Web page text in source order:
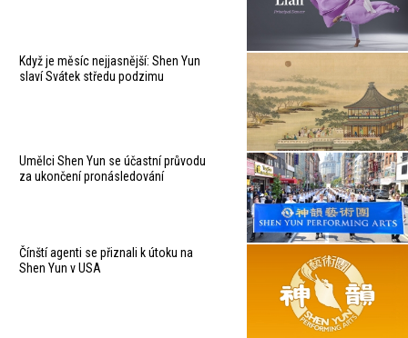
Když je měsíc nejjasnější: Shen Yun
slaví Svátek středu podzimu
Umělci Shen Yun se účastní průvodu
za ukončení pronásledování
Čínští agenti se přiznali k útoku na
Shen Yun v USA